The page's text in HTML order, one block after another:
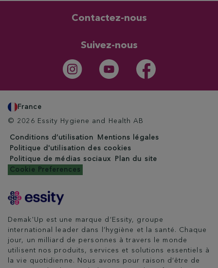
Contactez-nous
Suivez-nous
France
© 2026 Essity Hygiene and Health AB
Conditions d’utilisation
Mentions légales
Politique d'utilisation des cookies
Politique de médias sociaux
Plan du site
Cookie Preferences
Demak'Up est une marque d’Essity, groupe
international leader dans l’hygiène et la santé. Chaque
jour, un milliard de personnes à travers le monde
utilisent nos produits, services et solutions essentiels à
la vie quotidienne. Nous avons pour raison d’être de